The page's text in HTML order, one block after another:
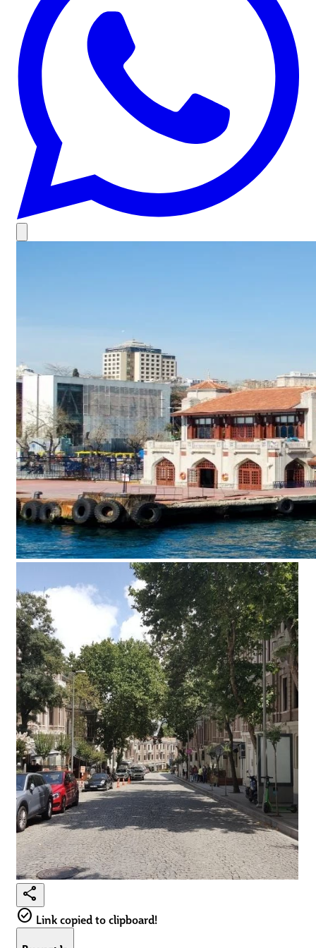
share
check_circle Link copied to clipboard!